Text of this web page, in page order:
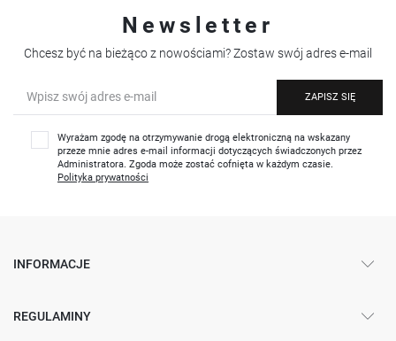
Newsletter
Chcesz być na bieżąco z nowościami? Zostaw swój adres e-mail
ZAPISZ SIĘ
Wyrażam zgodę na otrzymywanie drogą elektroniczną na wskazany
przeze mnie adres e-mail informacji dotyczących świadczonych przez
Administratora. Zgoda może zostać cofnięta w każdym czasie.
Polityka prywatności
INFORMACJE
REGULAMINY